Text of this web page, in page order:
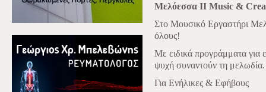
Μελόεσσα II Music &
Στο Μουσικό Εργαστήρι
όλους!
Με ειδικά προγράμματα για
ψυχή συναντούν τη μελωδία.
Για Ενήλικες & Εφήβους